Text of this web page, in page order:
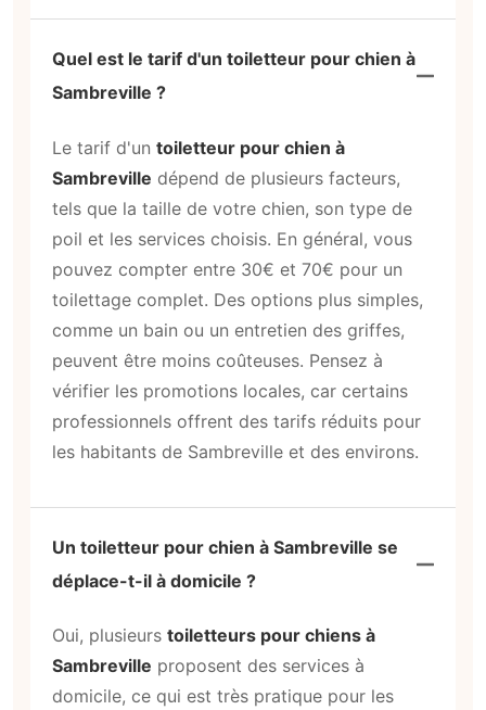
Quel est le tarif d'un toiletteur pour chien à
Sambreville ?
Le tarif d'un toiletteur pour chien à
Sambreville dépend de plusieurs facteurs,
tels que la taille de votre chien, son type de
poil et les services choisis. En général, vous
pouvez compter entre 30€ et 70€ pour un
toilettage complet. Des options plus simples,
comme un bain ou un entretien des griffes,
peuvent être moins coûteuses. Pensez à
vérifier les promotions locales, car certains
professionnels offrent des tarifs réduits pour
les habitants de Sambreville et des environs.
Un toiletteur pour chien à Sambreville se
déplace-t-il à domicile ?
Oui, plusieurs toiletteurs pour chiens à
Sambreville proposent des services à
domicile, ce qui est très pratique pour les